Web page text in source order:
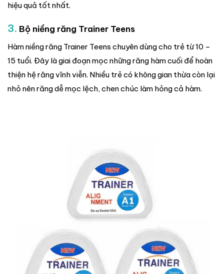
hiệu quả tốt nhất.
3. Bộ niềng răng Trainer Teens
Hàm niềng răng Trainer Teens chuyên dùng cho trẻ từ 10 –
15 tuổi. Đây là giai đoạn mọc những răng hàm cuối để hoàn
thiện hệ răng vĩnh viễn. Nhiều trẻ có không gian thừa còn lại
nhỏ nên răng dễ mọc lệch, chen chúc làm hỏng cả hàm.